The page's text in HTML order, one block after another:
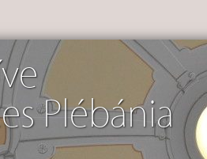
Plébánia